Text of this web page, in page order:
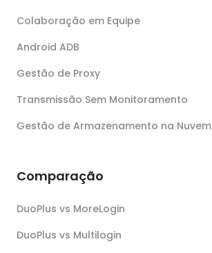
Colaboração em Equipe
Android ADB
Gestão de Proxy
Transmissão Sem Monitoramento
Gestão de Armazenamento na Nuvem
Comparação
DuoPlus vs MoreLogin
DuoPlus vs Multilogin